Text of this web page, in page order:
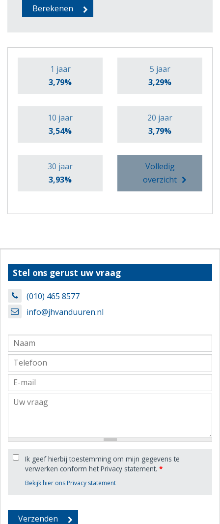
1 jaar
3,79%
5 jaar
3,29%
10 jaar
3,54%
20 jaar
3,79%
30 jaar
3,93%
Volledig
overzicht
Stel ons gerust uw vraag
(010) 465 8577
info@jhvanduuren.nl
Ik geef hierbij toestemming om mijn gegevens te
verwerken conform het Privacy statement. *
Bekijk hier ons Privacy statement